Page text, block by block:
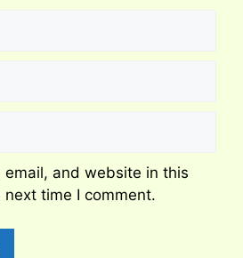
email, and website in this
time I comment.